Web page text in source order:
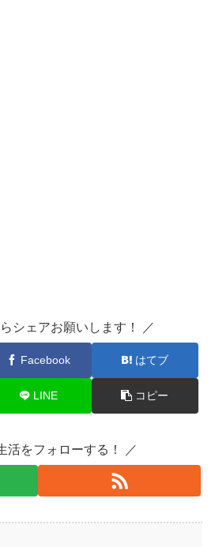
シェアお願いします！ ／
Facebook はてブ
LINE コピー
活をフォローする！ ／